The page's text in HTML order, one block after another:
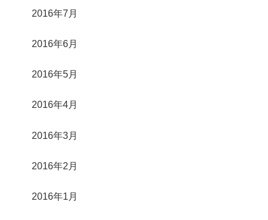
2016年7月
2016年6月
2016年5月
2016年4月
2016年3月
2016年2月
2016年1月